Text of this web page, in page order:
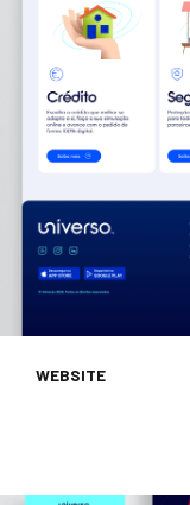
WEBSITE